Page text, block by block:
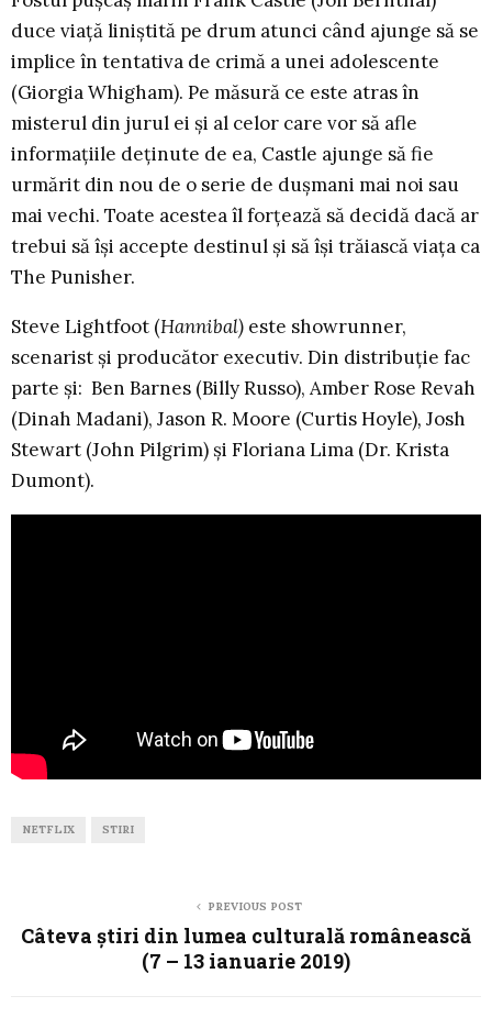
duce viață liniștită pe drum atunci când ajunge să se
implice în tentativa de crimă a unei adolescente
(Giorgia Whigham). Pe măsură ce este atras în
misterul din jurul ei și al celor care vor să afle
informațiile deținute de ea, Castle ajunge să fie
urmărit din nou de o serie de dușmani mai noi sau
mai vechi. Toate acestea îl forțează să decidă dacă ar
trebui să își accepte destinul și să își trăiască viața ca
The Punisher.
Steve Lightfoot (Hannibal) este showrunner,
scenarist și producător executiv. Din distribuție fac
parte și: Ben Barnes (Billy Russo), Amber Rose Revah
(Dinah Madani), Jason R. Moore (Curtis Hoyle), Josh
Stewart (John Pilgrim) și Floriana Lima (Dr. Krista
Dumont).
NETFLIX STIRI
PREVIOUS POST
Câteva știri din lumea culturală românească
(7 – 13 ianuarie 2019)